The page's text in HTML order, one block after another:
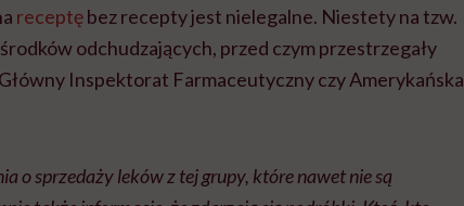
receptębez recepty jest nielegalne. Niestety na tzw.
odchudzających, przed czym przestrzegały
Inspektorat Farmaceutyczny czy Amerykańska
o sprzedaży leków z tej grupy, które nawet nie są